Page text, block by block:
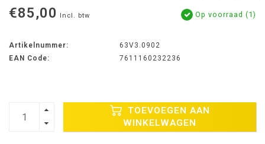
€85,00 Incl. btw Op voorraad (1)
Artikelnummer:
63V3.0902
EAN Code:
7611160232236
TOEVOEGEN AAN
WINKELWAGEN